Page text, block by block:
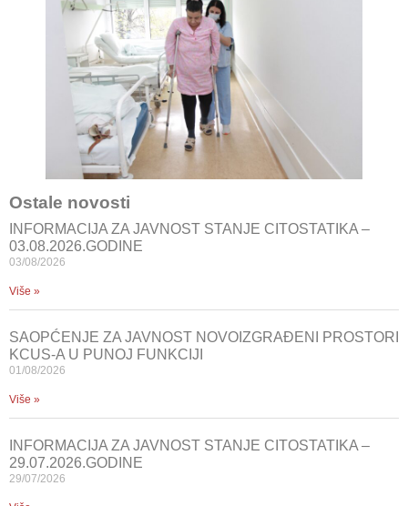
Ostale novosti
INFORMACIJA ZA JAVNOST STANJE CITOSTATIKA –
03.08.2026.GODINE
03/08/2026
Više »
SAOPĆENJE ZA JAVNOST NOVOIZGRAĐENI PROSTORI
KCUS-A U PUNOJ FUNKCIJI
01/08/2026
Više »
INFORMACIJA ZA JAVNOST STANJE CITOSTATIKA –
29.07.2026.GODINE
29/07/2026